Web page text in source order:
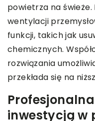
powietrza na
wentylacji
funkcji, takich jak
chemicznych.
rozwiązania
przekłada się na
inwestycją w